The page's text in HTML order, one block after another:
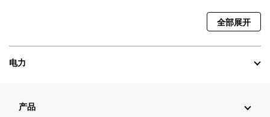
全部展开
电力
产品